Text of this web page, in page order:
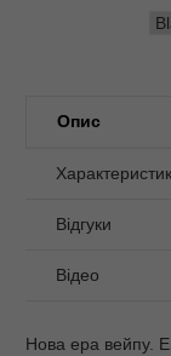
Опис
Відгуки
Відео
Нова ера вейпу.